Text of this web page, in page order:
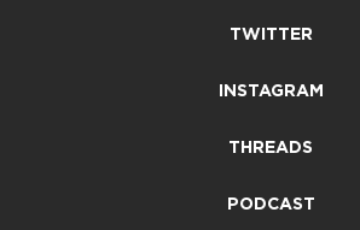
TWITTER
INSTAGRAM
THREADS
PODCAST